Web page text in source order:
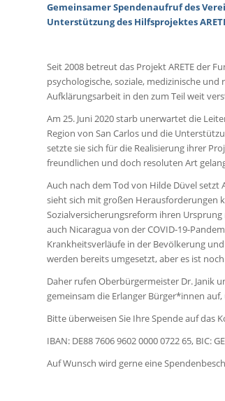
Gemeinsamer Spendenaufruf des
Unterstützung des Hilfsprojektes
Seit 2008 betreut das Projekt ARETE der
psychologische, soziale, medizinische
Aufklärungsarbeit in den zum Teil weit
Am 25. Juni 2020 starb unerwartet die
Region von San Carlos und die
setzte sie sich für die Realisierung ihrer
freundlichen und doch resoluten Art
Auch nach dem Tod von Hilde Düvel setzt
sieht sich mit großen Herausforderungen
Sozialversicherungsreform ihren
auch Nicaragua von der COVID-19-
Krankheitsverläufe in der Bevölkerung
werden bereits umgesetzt, aber es ist
Daher rufen Oberbürgermeister Dr. Janik
gemeinsam die Erlanger Bürger*innen
Bitte überweisen Sie Ihre Spende auf das
IBAN: DE88 7606 9602 0000 0722 65, BIC:
Auf Wunsch wird gerne eine